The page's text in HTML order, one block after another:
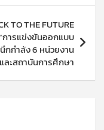
THE FUTURE
การแข่งขันออกแบบ
กำลัง 6 หน่วยงาน
ละสถาบันการศึกษา